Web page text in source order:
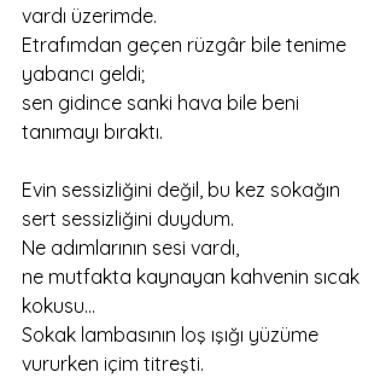
vardı üzerimde.
Etrafımdan geçen rüzgâr bile tenime
yabancı geldi;
sen gidince sanki hava bile beni
tanımayı bıraktı.
Evin sessizliğini değil, bu kez sokağın
sert sessizliğini duydum.
Ne adımlarının sesi vardı,
ne mutfakta kaynayan kahvenin sıcak
kokusu…
Sokak lambasının loş ışığı yüzüme
vururken içim titreşti.